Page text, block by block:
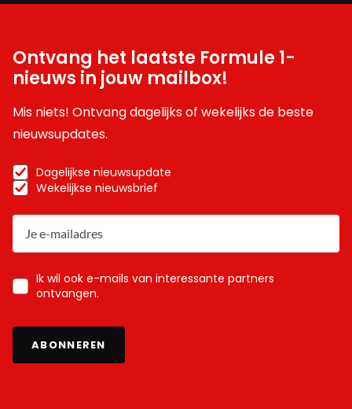
Ontvang het laatste Formule 1-
nieuws in jouw mailbox!
Mis niets! Ontvang dagelijks of wekelijks de beste
nieuwsupdates.
Dagelijkse nieuwsupdate
Wekelijkse nieuwsbrief
Ik wil ook e-mails van interessante partners
ontvangen.
ABONNEREN